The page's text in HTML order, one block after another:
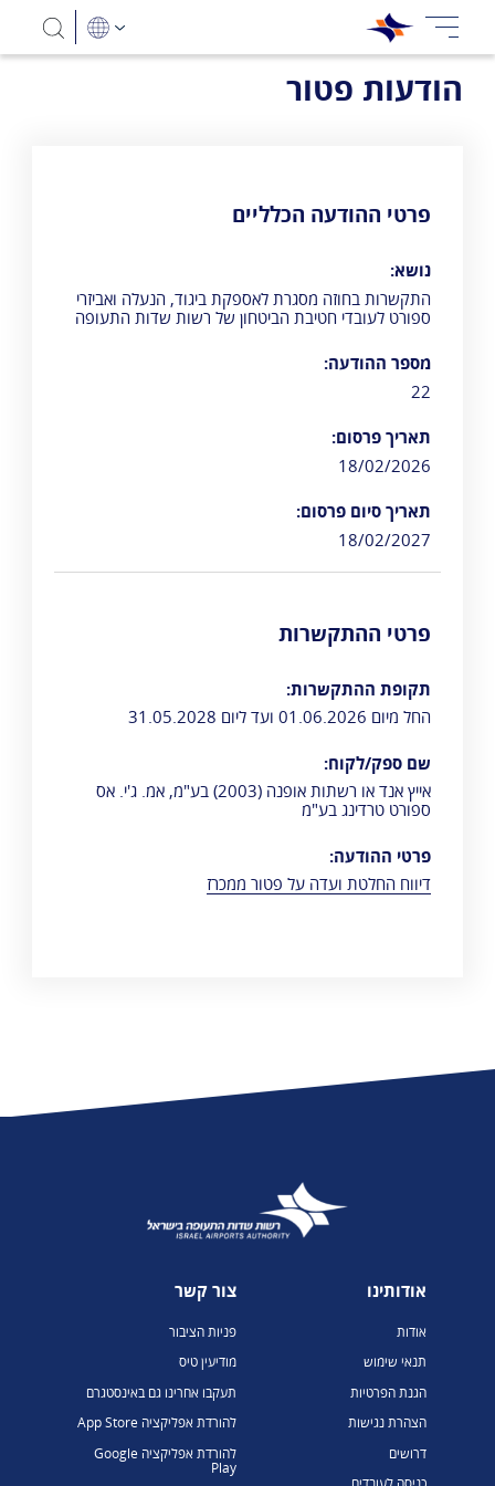
הודעות פטור
פרטי ההודעה הכלליים
נושא:
התקשרות בחוזה מסגרת לאספקת ביגוד, הנעלה ואביזרי
ספורט לעובדי חטיבת הביטחון של רשות שדות התעופה
מספר ההודעה:
22
תאריך פרסום:
18/02/2026
תאריך סיום פרסום:
18/02/2027
פרטי ההתקשרות
תקופת ההתקשרות:
החל מיום 01.06.2026 ועד ליום 31.05.2028
שם ספק/לקוח:
אייץ אנד או רשתות אופנה (2003) בע"מ, אמ. ג'י. אס
ספורט טרדינג בע"מ
פרטי ההודעה:
דיווח החלטת ועדה על פטור ממכרז
אודותינו
אודות
תנאי שימוש
הגנת הפרטיות
הצהרת נגישות
דרושים
צור קשר
פניות הציבור
מודיעין טיס
תעקבו אחרינו גם באינסטגרם
להורדת אפליקציה App Store
להורדת אפליקציה Google
Play